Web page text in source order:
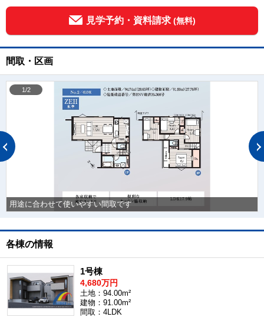
見学予約・資料請求 (無料)
間取・区画
用途に合わせて使いやすい間取です
1/2
各棟の情報
1号棟
4,680万円
土地：94.00m²
建物：91.00m²
間取：4LDK